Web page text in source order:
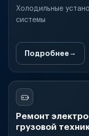
Холодильные
системы
Подробнее
Ремонт
грузовой